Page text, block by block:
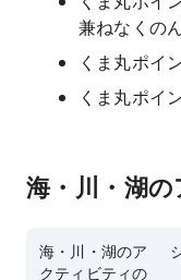
兼ねなくの
くま丸ポ
くま丸ポ
海・川・湖
海・川・湖のア
クティビティの